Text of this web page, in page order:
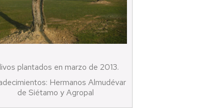
plantados en marzo de 2013.
Hermanos Almudévar
de Siétamo y Agropal